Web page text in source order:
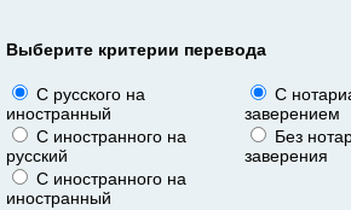
Выберите критерии перевода
С русского на
иностранный
С иностранного на
русский
С иностранного на
иностранный
С
заверением
Без
заверения